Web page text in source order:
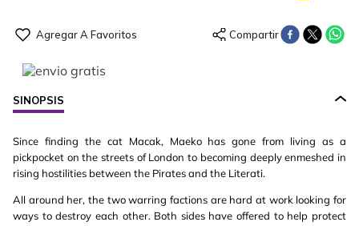
SINOPSIS
Since finding the cat Macak, Maeko has gone from living as a
pickpocket on the streets of London to becoming deeply enmeshed in
rising hostilities between the Pirates and the Literati.
All around her, the two warring factions are hard at work looking for
ways to destroy each other. Both sides have offered to help protect